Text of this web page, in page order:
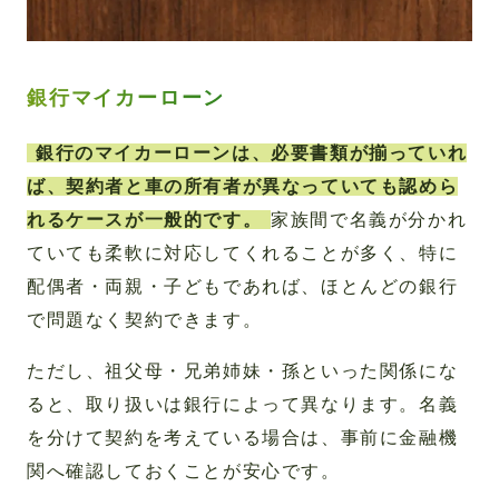
銀行マイカーローン
銀行のマイカーローンは、必要書類が揃っていれ
ば、契約者と車の所有者が異なっていても認めら
れるケースが一般的です。
家族間で名義が分かれ
ていても柔軟に対応してくれることが多く、特に
配偶者・両親・子どもであれば、ほとんどの銀行
で問題なく契約できます。
ただし、祖父母・兄弟姉妹・孫といった関係にな
ると、取り扱いは銀行によって異なります。名義
を分けて契約を考えている場合は、事前に金融機
関へ確認しておくことが安心です。